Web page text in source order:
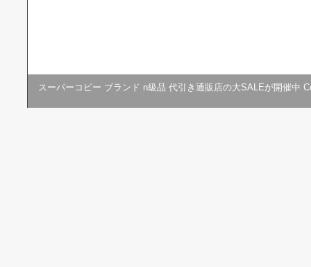
スーパーコピー ブランド n級品 代引き通販店の大SALEが開催中